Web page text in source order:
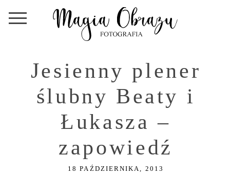
Jesienny plener
ślubny Beaty i
Łukasza –
zapowiedź
18 PAŹDZIERNIKA, 2013